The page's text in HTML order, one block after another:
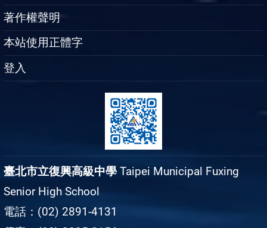
著作權聲明
本站使用正體字
登入
臺北市立復興高級中學 Taipei Municipal Fuxing
Senior High School
電話：(02) 2891-4131